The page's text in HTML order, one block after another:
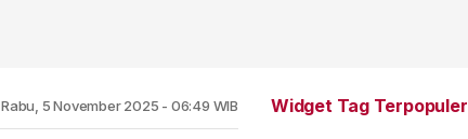
Rabu, 5 November 2025 - 06:49 WIB Widget Tag Terpopuler